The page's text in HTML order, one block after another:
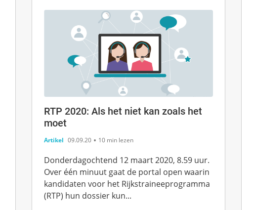
RTP 2020: Als het niet kan zoals het
moet
artikel 09.09.20 • 10 min lezen
Donderdagochtend 12 maart 2020, 8.59 uur.
Over één minuut gaat de portal open waarin
kandidaten voor het Rijkstraineeprogramma
(RTP) hun dossier kun...